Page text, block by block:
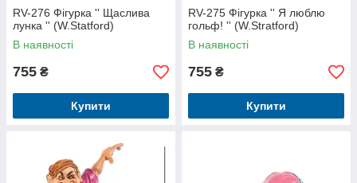
RV-276 Фігурка '' Щаслива
лунка '' (W.Statford)
В наявності
755 ₴
Купити
RV-275 Фігурка '' Я люблю
гольф! '' (W.Stratford)
В наявності
755 ₴
Купити